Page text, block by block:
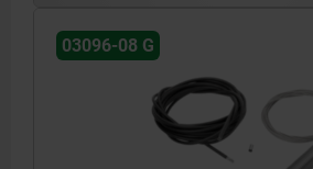
03096-08 G